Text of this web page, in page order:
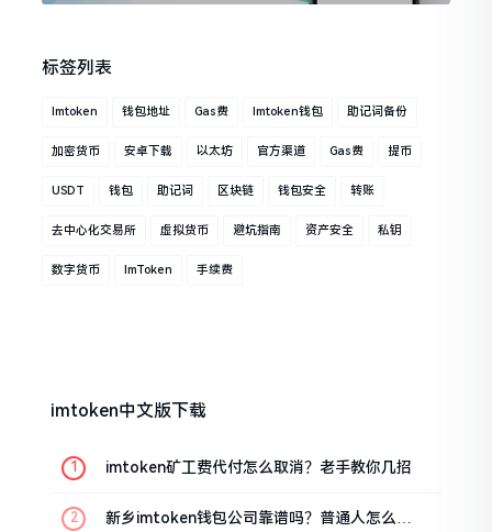
标签列表
Imtoken 钱包地址 Gas费 Imtoken钱包 助记词备份
加密货币 安卓下载 以太坊 官方渠道 Gas费 提币
USDT 钱包 助记词 区块链 钱包安全 转账
去中心化交易所 虚拟货币 避坑指南 资产安全 私钥
数字货币 ImToken 手续费
imtoken中文版下载
imtoken矿工费代付怎么取消？老手教你几招
新乡imtoken钱包公司靠谱吗？普通人怎么避